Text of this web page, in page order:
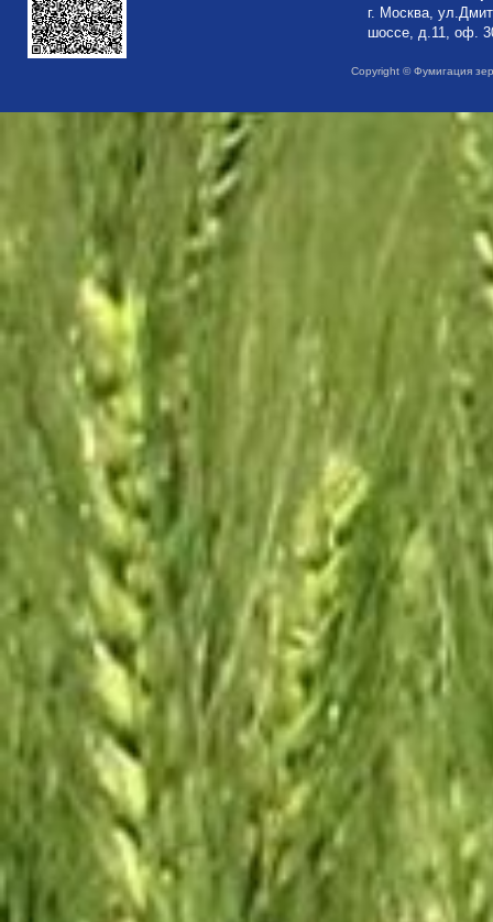
г. Москва,
шоссе, д.11, оф.
Copyright © Фумигация